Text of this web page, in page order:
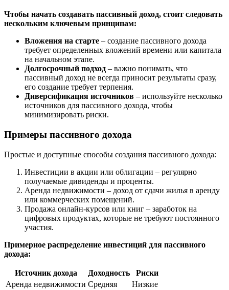
Чтобы начать создавать пассивный доход, стоит следовать
нескольким ключевым принципам:
Вложения на старте – создание пассивного дохода
требует определенных вложений времени или капитала
на начальном этапе.
Долгосрочный подход – важно понимать, что
пассивный доход не всегда приносит результаты сразу,
его создание требует терпения.
Диверсификация источников – используйте несколько
источников для пассивного дохода, чтобы
минимизировать риски.
Примеры пассивного дохода
Простые и доступные способы создания пассивного дохода:
Инвестиции в акции или облигации – регулярно
получаемые дивиденды и проценты.
Аренда недвижимости – доход от сдачи жилья в аренду
или коммерческих помещений.
Продажа онлайн-курсов или книг – заработок на
цифровых продуктах, которые не требуют постоянного
участия.
Примерное распределение инвестиций для пассивного
дохода:
Источник дохода Доходность
Риски
Аренда недвижимости Средняя
Низкие